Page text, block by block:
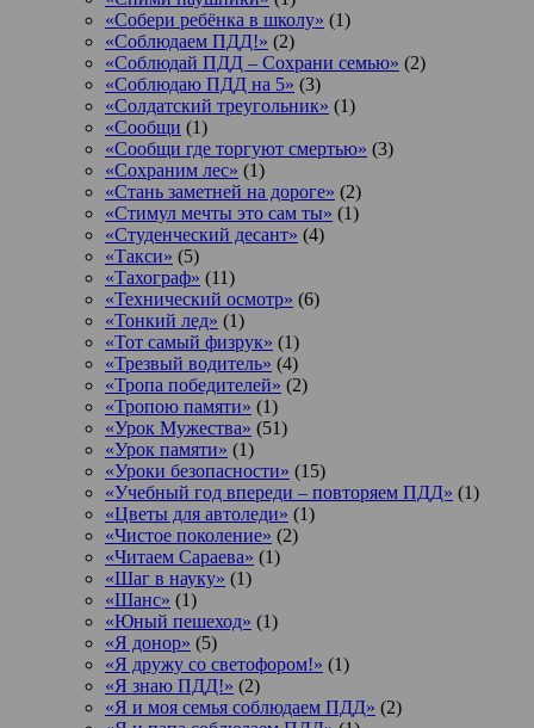
«Собери ребёнка в школу» (1)
«Соблюдаем ПДД!» (2)
«Соблюдай ПДД – Сохрани семью» (2)
«Соблюдаю ПДД на 5» (3)
«Солдатский треугольник» (1)
«Сообщи (1)
«Сообщи где торгуют смертью» (3)
«Сохраним лес» (1)
«Стань заметней на дороге» (2)
«Стимул мечты это сам ты» (1)
«Студенческий десант» (4)
«Такси» (5)
«Тахограф» (11)
«Технический осмотр» (6)
«Тонкий лед» (1)
«Тот самый физрук» (1)
«Трезвый водитель» (4)
«Тропа победителей» (2)
«Тропою памяти» (1)
«Урок Мужества» (51)
«Урок памяти» (1)
«Уроки безопасности» (15)
«Учебный год впереди – повторяем ПДД» (1)
«Цветы для автоледи» (1)
«Чистое поколение» (2)
«Читаем Сараева» (1)
«Шаг в науку» (1)
«Шанс» (1)
«Юный пешеход» (1)
«Я донор» (5)
«Я дружу со светофором!» (1)
«Я знаю ПДД!» (2)
«Я и моя семья соблюдаем ПДД» (2)